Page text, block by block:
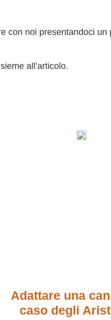
con noi presentandoci un
all’articolo.
Adattare una
caso degli